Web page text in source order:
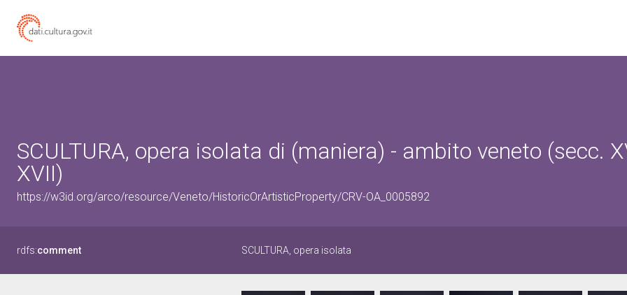
SCULTURA, opera isolata di (maniera) - ambito veneto (secc.
XVII)
https://w3id.org/arco/resource/Veneto/HistoricOrArtisticProperty/CRV-OA_0005892
rdfs:comment SCULTURA, opera isolata